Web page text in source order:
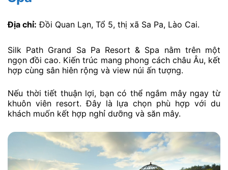
Địa chỉ: Đồi Quan Lạn, Tổ 5, thị xã Sa Pa, Lào Cai.
Silk Path Grand Sa Pa Resort & Spa nằm trên một
ngọn đồi cao. Kiến trúc mang phong cách châu Âu, kết
hợp cùng sân hiên rộng và view núi ấn tượng.
Nếu thời tiết thuận lợi, bạn có thể ngắm mây ngay từ
khuôn viên resort. Đây là lựa chọn phù hợp với du
khách muốn kết hợp nghỉ dưỡng và săn mây.